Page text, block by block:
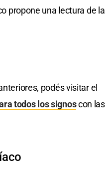
propone una lectura de la
podés visitar el
todos los signoscon las